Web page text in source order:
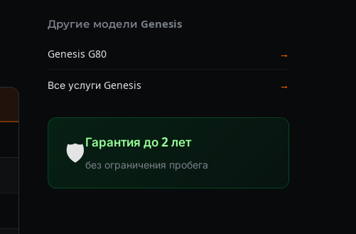
Другие модели Genesis
Genesis G80 →
Все услуги Genesis →
🛡Гарантия до 2 лет
без ограничения пробега